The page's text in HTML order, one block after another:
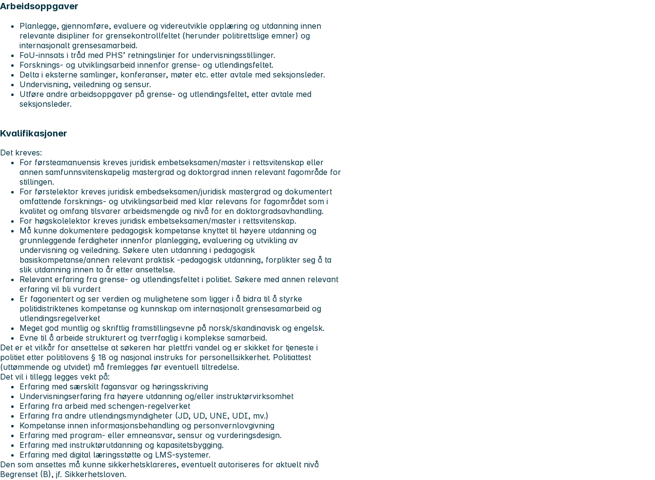
Arbeidsoppgaver
Planlegge, gjennomføre, evaluere og videreutvikle opplæring og utdanning innen
relevante disipliner for grensekontrollfeltet (herunder politirettslige emner) og
internasjonalt grensesamarbeid.
FoU-innsats i tråd med PHS’ retningslinjer for undervisningsstillinger.
Forsknings- og utviklingsarbeid innenfor grense- og utlendingsfeltet.
Delta i eksterne samlinger, konferanser, møter etc. etter avtale med seksjonsleder.
Undervisning, veiledning og sensur.
Utføre andre arbeidsoppgaver på grense- og utlendingsfeltet, etter avtale med
seksjonsleder.
Kvalifikasjoner
Det kreves:
For førsteamanuensis kreves juridisk embetseksamen/master i rettsvitenskap eller
annen samfunnsvitenskapelig mastergrad og doktorgrad innen relevant fagområde for
stillingen.
For førstelektor kreves juridisk embedseksamen/juridisk mastergrad og dokumentert
omfattende forsknings- og utviklingsarbeid med klar relevans for fagområdet som i
kvalitet og omfang tilsvarer arbeidsmengde og nivå for en doktorgradsavhandling.
For høgskolelektor kreves juridisk embetseksamen/master i rettsvitenskap.
Må kunne dokumentere pedagogisk kompetanse knyttet til høyere utdanning og
grunnleggende ferdigheter innenfor planlegging, evaluering og utvikling av
undervisning og veiledning. Søkere uten utdanning i pedagogisk
basiskompetanse/annen relevant praktisk -pedagogisk utdanning, forplikter seg å ta
slik utdanning innen to år etter ansettelse.
Relevant erfaring fra grense- og utlendingsfeltet i politiet. Søkere med annen relevant
erfaring vil bli vurdert
Er fagorientert og ser verdien og mulighetene som ligger i å bidra til å styrke
politidistriktenes kompetanse og kunnskap om internasjonalt grensesamarbeid og
utlendingsregelverket
Meget god muntlig og skriftlig framstillingsevne på norsk/skandinavisk og engelsk.
Evne til å arbeide strukturert og tverrfaglig i komplekse samarbeid.
Det er et vilkår for ansettelse at søkeren har plettfri vandel og er skikket for tjeneste i
politiet etter politilovens § 18 og nasjonal instruks for personellsikkerhet. Politiattest
(uttømmende og utvidet) må fremlegges før eventuell tiltredelse.
Det vil i tillegg legges vekt på:
Erfaring med særskilt fagansvar og høringsskriving
Undervisningserfaring fra høyere utdanning og/eller instruktørvirksomhet
Erfaring fra arbeid med schengen-regelverket
Erfaring fra andre utlendingsmyndigheter (JD, UD, UNE, UDI, mv.)
Kompetanse innen informasjonsbehandling og personvernlovgivning
Erfaring med program- eller emneansvar, sensur og vurderingsdesign.
Erfaring med instruktørutdanning og kapasitetsbygging.
Erfaring med digital læringsstøtte og LMS-systemer.
Den som ansettes må kunne sikkerhetsklareres, eventuelt autoriseres for aktuelt nivå
Begrenset (B), jf. Sikkerhetsloven.